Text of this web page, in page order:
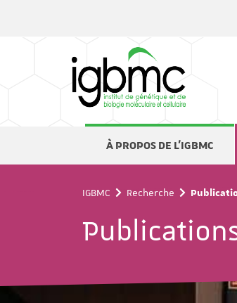
À PROPOS DE L'IGBMC
IGBMC Recherche